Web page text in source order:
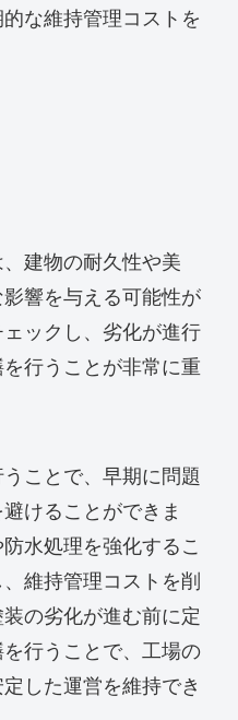
な維持管理コストを
建物の耐久性や美
響を与える可能性が
ックし、劣化が進行
行うことが非常に重
ことで、早期に問題
けることができま
水処理を強化するこ
維持管理コストを削
の劣化が進む前に定
行うことで、工場の
した運営を維持でき